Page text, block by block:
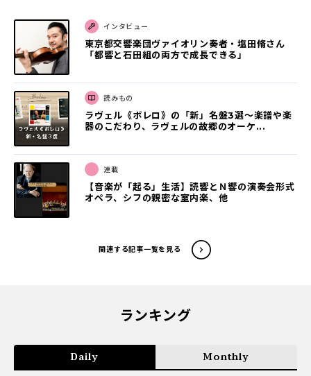
インタビュー
東京都交響楽団ヴァイオリン奏者・塩田脩さん
「都響と石田組の両方で成長できる」
読みもの
ラヴェル《ボレロ》の「新」名盤3選〜楽譜や楽
器のこだわり、ラヴェルの故郷のオーケ...
連載
【音楽が「起る」生活】読響とＮ響の演奏会形式
オペラ、シフの親密な室内楽、他
関連する記事一覧を見る
ランキング
Daily Monthly